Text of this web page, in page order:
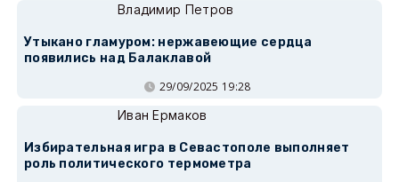
Владимир Петров
Утыкано гламуром: нержавеющие сердца
появились над Балаклавой
29/09/2025 19:28
Иван Ермаков
Избирательная игра в Севастополе выполняет
роль политического термометра